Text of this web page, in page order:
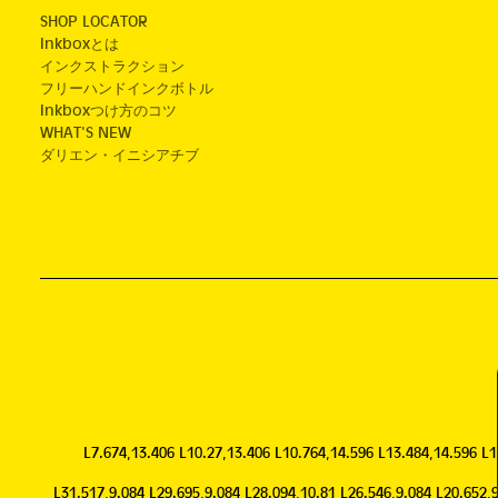
SHOP LOCATOR
Inkboxとは
インクストラクション
フリーハンドインクボトル
Inkboxつけ方のコツ
WHAT'S NEW
ダリエン・イニシアチブ
L7.674,13.406 L10.27,13.406 L10.764,14.596 L13.484,14.596
L31.517,9.084 L29.695,9.084 L28.094,10.81 L26.546,9.084